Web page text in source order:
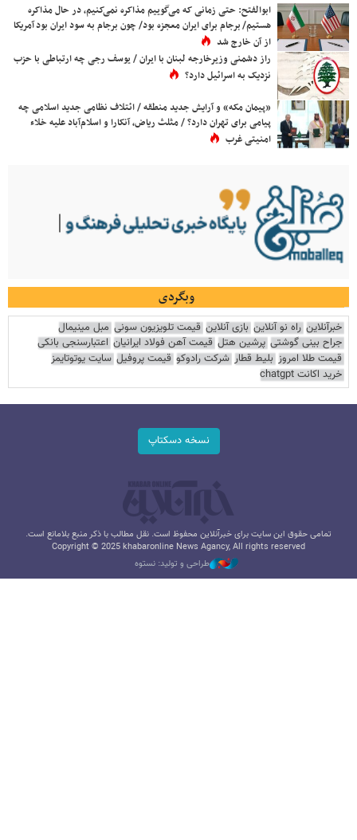
ابوالفتح: حتی زمانی که می‌گوییم مذاکره نمی‌کنیم، در حال مذاکره
هستیم/ برجام برای ایران معجزه بود/ چون برجام به سود ایران بود آمریکا
از آن خارج شد
راز دشمنی وزیرخارجه لبنان با ایران / یوسف رجی چه ارتباطی با حزب
نزدیک به اسرائیل دارد؟
«پیمان مکه» و آرایش جدید منطقه / ائتلاف نظامی جدید اسلامی چه
پیامی برای تهران دارد؟ / مثلث ریاض، آنکارا و اسلام‌آباد علیه خلاء
امنیتی غرب
وبگردی
خبرآنلاین راه نو آنلاین بازی آنلاین قیمت تلویزیون سونی مبل مینیمال
جراح بینی گوشتی پرشین هتل قیمت آهن فولاد ایرانیان اعتبارسنجی بانکی
قیمت طلا امروز بلیط قطار شرکت رادوکو قیمت پروفیل سایت یوتوتایمز
خرید اکانت chatgpt
نسخه دسکتاپ
تمامی حقوق این سایت برای خبرآنلاین محفوظ است. نقل مطالب با ذکر منبع بلامانع است.
Copyright © 2025 khabaronline News Agancy, All rights reserved
طراحی و تولید: نستوه